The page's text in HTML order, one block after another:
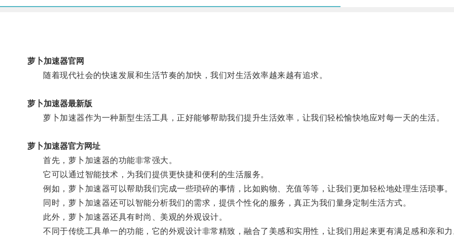
萝卜加速器官网
随着现代社会的快速发展和生活节奏的加快，我们对生活效率越来越有追求。
萝卜加速器最新版
萝卜加速器作为一种新型生活工具，正好能够帮助我们提升生活效率，让我们轻松愉快地应对每一天的生活。
萝卜加速器官方网址
首先，萝卜加速器的功能非常强大。
它可以通过智能技术，为我们提供更快捷和便利的生活服务。
例如，萝卜加速器可以帮助我们完成一些琐碎的事情，比如购物、充值等等，让我们更加轻松地处理生活琐事。
同时，萝卜加速器还可以智能分析我们的需求，提供个性化的服务，真正为我们量身定制生活方式。
此外，萝卜加速器还具有时尚、美观的外观设计。
不同于传统工具单一的功能，它的外观设计非常精致，融合了美感和实用性，让我们用起来更有满足感和亲和力